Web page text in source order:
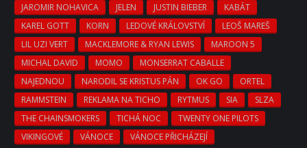
JAROMIR NOHAVICA
JELEN JUSTIN BIEBER
KABÁT
KAREL GOTT
KORN LEDOVÉ KRÁLOVSTVÍ
LEOŠ MAREŠ
LIL UZI VERT
MACKLEMORE & RYAN LEWIS
MAROON 5
MICHAL DAVID
MOMO
MONSERRAT CABALLE
NAJEDNOU
NARODIL SE KRISTUS PÁN OK GO
ORTEL
RAMMSTEIN
REKLAMA NA TICHO RYTMUS SIA
SLZA
THE CHAINSMOKERS
TICHÁ NOC
TWENTY ONE PILOTS
VIKINGOVÉ
VÁNOCE
VÁNOCE PŘICHÁZEJÍ